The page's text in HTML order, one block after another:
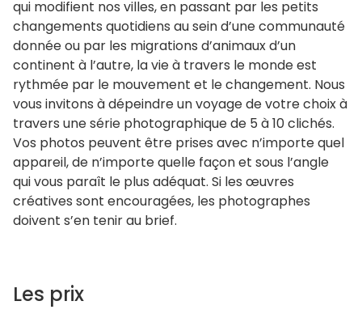
qui modifient nos villes, en passant par les petits
changements quotidiens au sein d’une communauté
donnée ou par les migrations d’animaux d’un
continent à l’autre, la vie à travers le monde est
rythmée par le mouvement et le changement. Nous
vous invitons à dépeindre un voyage de votre choix à
travers une série photographique de 5 à 10 clichés.
Vos photos peuvent être prises avec n’importe quel
appareil, de n’importe quelle façon et sous l’angle
qui vous paraît le plus adéquat. Si les œuvres
créatives sont encouragées, les photographes
doivent s’en tenir au brief.
Les prix